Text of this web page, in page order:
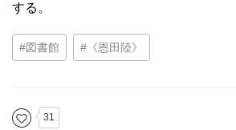
する。
#図書館 #《恩田陸》
31